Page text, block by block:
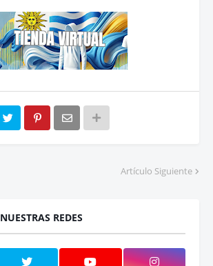
Artículo Siguiente
REDES